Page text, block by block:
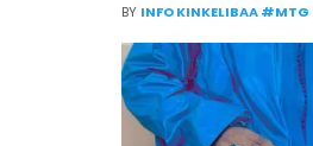
BY INFO KINKELIBAA #MTG